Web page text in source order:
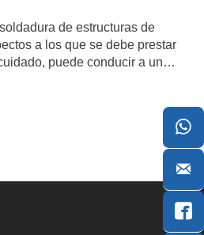
de estructuras de
a los que se debe prestar
puede conducir a un


